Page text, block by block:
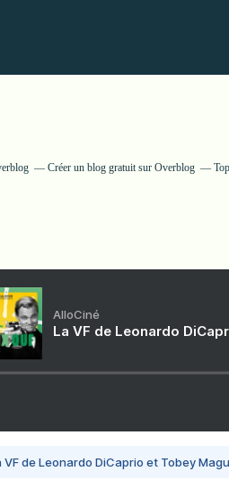
Créer un blog gratuit sur Overblog
AlloCiné
La VF de Leonardo
VF de Leonardo DiCaprio et Tobey